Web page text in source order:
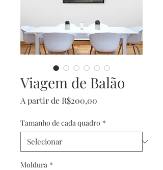
Viagem de Balão
A partir de R$200,00
Tamanho de cada quadro *
Moldura *